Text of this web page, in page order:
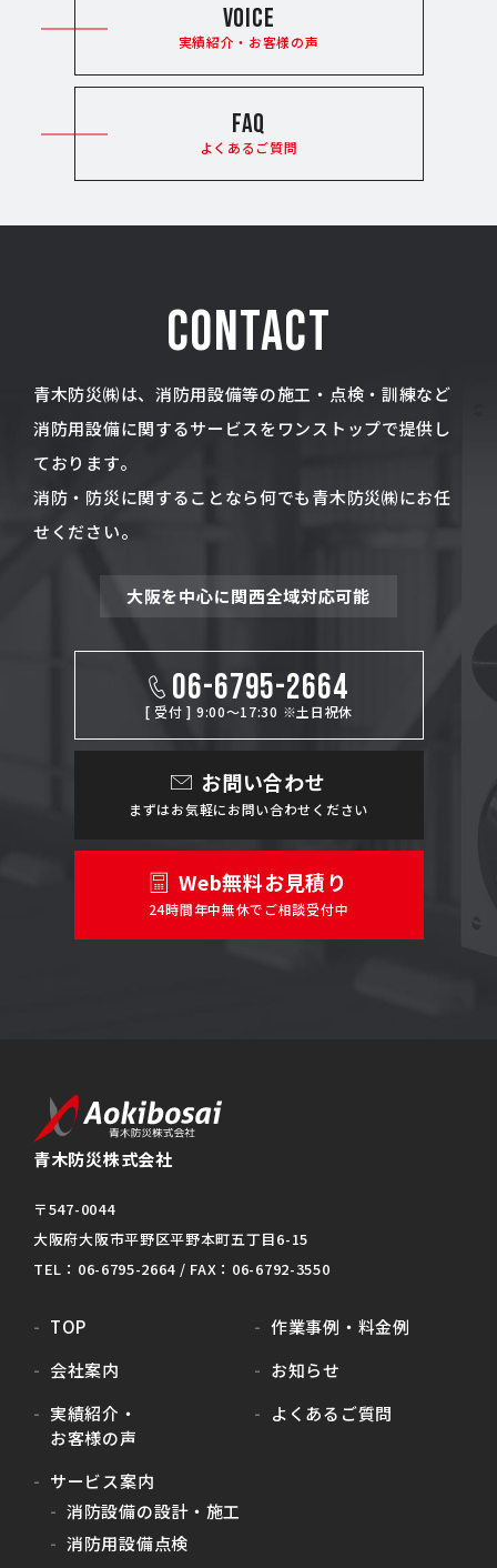
VOICE
実績紹介・お客様の声
FAQ
よくあるご質問
CONTACT
青木防災㈱は、消防用設備等の施工・点検・訓練など
消防用設備に関するサービスをワンストップで提供し
ております。
消防・防災に関することなら何でも青木防災㈱にお任
せください。
大阪を中心に関西全域対応可能
06-6795-2664
[ 受付 ] 9:00～17:30 ※土日祝休
お問い合わせ
まずはお気軽にお問い合わせください
Web無料お見積り
24時間年中無休でご相談受付中
青木防災株式会社
〒547-0044
大阪府大阪市平野区平野本町五丁目6-15
TEL：06-6795-2664 / FAX：06-6792-3550
TOP
作業事例・料金例
会社案内
お知らせ
実績紹介・
お客様の声
よくあるご質問
サービス案内
消防設備の設計・施工
消防用設備点検